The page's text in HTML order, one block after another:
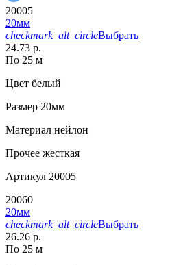
20005
20мм
checkmark_alt_circleВыбрать
24.73 р.
По 25 м
Цвет белый
Размер 20мм
Материал нейлон
Прочее жесткая
Артикул 20005
20060
20мм
checkmark_alt_circleВыбрать
26.26 р.
По 25 м